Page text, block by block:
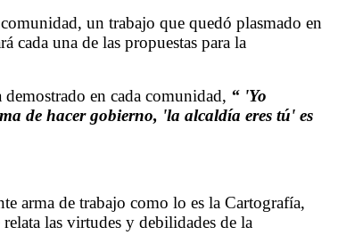
un trabajo que quedó plasmado en
cada una de las propuestas para la
en cada comunidad, “ 'Yo
de hacer gobierno, 'la alcaldía eres tú' es
arma de trabajo como lo es la Cartografía,
las virtudes y debilidades de la